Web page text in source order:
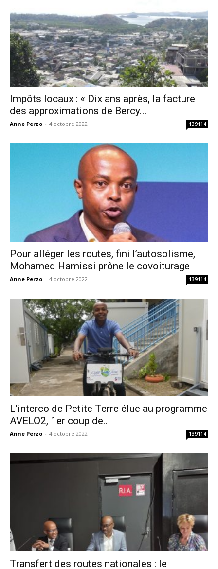
Impôts locaux : « Dix ans après, la facture
des approximations de Bercy...
Anne Perzo - 4 octobre 2022 139114
Pour alléger les routes, fini l’autosolisme,
Mohamed Hamissi prône le covoiturage
Anne Perzo - 4 octobre 2022 139114
L’interco de Petite Terre élue au programme
AVELO2, 1er coup de...
Anne Perzo - 4 octobre 2022 139114
Transfert des routes nationales : le